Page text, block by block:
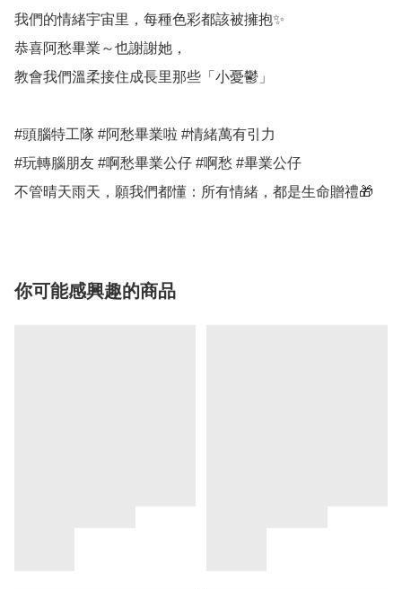
我們的情緒宇宙里，每種色彩都該被擁抱✨
恭喜阿愁畢業～也謝謝她，
教會我們溫柔接住成長里那些「小憂鬱」
#頭腦特工隊 #阿愁畢業啦 #情緒萬有引力
#玩轉腦朋友 #啊愁畢業公仔 #啊愁 #畢業公仔
你可能感興趣的商品